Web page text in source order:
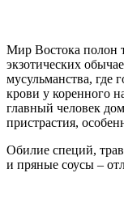
Мир Востока полон
экзотических
мусульманства, где
крови у коренного
главный человек
пристрастия,
Обилие специй,
и пряные соусы –